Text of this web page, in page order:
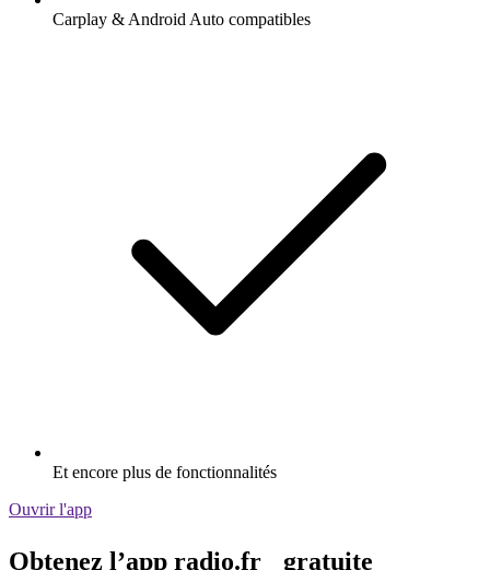
Carplay & Android Auto compatibles
Et encore plus de fonctionnalités
Ouvrir l'app
Obtenez l’app radio.fr gratuite